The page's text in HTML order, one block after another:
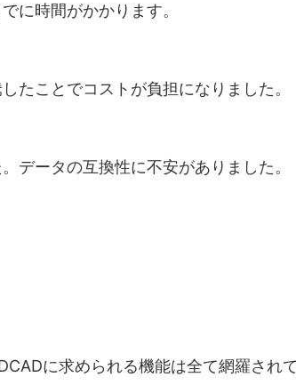
に時間がかかります。
たことでコストが負担になりました。
データの互換性に不安がありました。
に求められる機能は全て網羅され